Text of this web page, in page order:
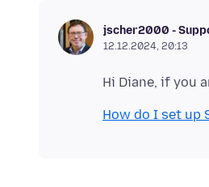
jscher2000 -
12.12.2024, 20:13
How do I set up